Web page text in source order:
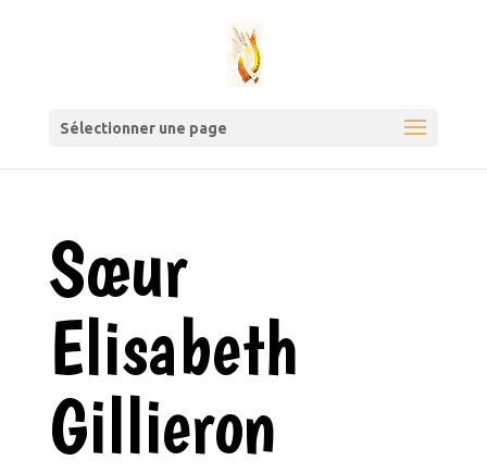
Sélectionner une page
Sœur
Elisabeth
Gillieron